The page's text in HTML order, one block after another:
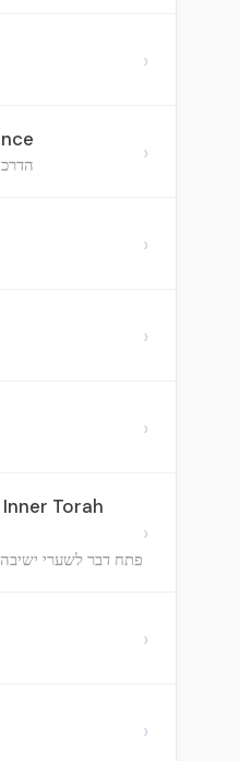
›
›
›
›
›
Torah
פתח דבר לשערי
›
›
›